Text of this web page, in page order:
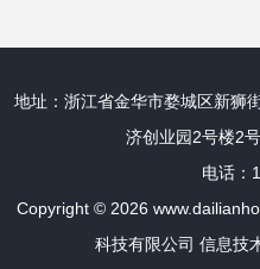
地址：浙江省金华市婺城区新狮
济创业园2号楼2
电话：
Copyright © 2026
科技有限公司 信息技